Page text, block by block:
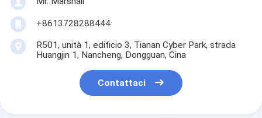
+8613728288444
R501, unità 1, edificio 3, Tianan Cyber Park, strada
Huangjin 1, Nancheng, Dongguan, Cina
Contattaci